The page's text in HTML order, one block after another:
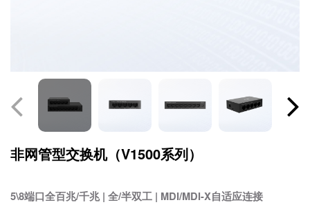
非网管型交换机（V1500系列）
5\8端口全百兆/千兆 | 全/半双工 | MDI/MDI-X自适应连接